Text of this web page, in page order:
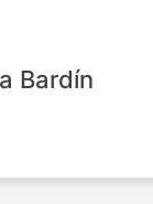
Bardín